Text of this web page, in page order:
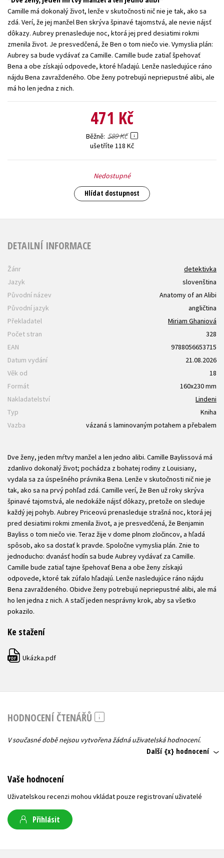
Auto - moto
Beletrie pro děti
Beletrie pro
dospělé
Hobby
Jazyky
Kalendáře
Populárně
naučná
dospělé
Populárně
naučné
Camille má dokonalý život, lenže v skutočnosti nič nie je tak, ako sa
zdá. Verí, že jej manžel Ben skrýva špinavé tajomstvá, ale nevie nájsť
dôkazy. Aubrey prenasleduje noc, ktorá jej pred desiatimi rokmi
zmenila život. Je presvedčená, že Ben o tom niečo vie. Vymyslia plán:
Aubrey sa bude vydávať za Camille. Camille bude zatiaľ špehovať
Bena a obe získajú odpovede, ktoré hľadajú. Lenže nasledujúce ráno
nájdu Bena zavraždeného. Obe ženy potrebujú nepriepustné alibi, ale
má ho len jedna z nich.
471 Kč
Běžně 589 Kč
ušetříte 118 Kč
Nedostupné
Hlídat dostupnost
DETAILNÍ INFORMACE
Žánr
detektivka
Jazyk
slovenština
Původní název
Anatomy of an Alibi
Původní jazyk
angličtina
Překladatel
Miriam Ghaniová
Počet stran
328
EAN
9788056653715
Datum vydání
21.08.2026
Věk od
18
Formát
160x230 mm
Nakladatelství
Lindeni
Typ
Kniha
Vazba
vázaná s laminovaným potahem a přebalem
Dve ženy, jeden mŕtvy manžel a len jedno alibi. Camille Baylissová má
zdanlivo dokonalý život; pochádza z bohatej rodiny z Louisiany,
vydala sa za úspešného právnika Bena. Lenže v skutočnosti nič nie je
tak, ako sa na prvý pohľad zdá. Camille verí, že Ben už roky skrýva
špinavé tajomstvá, ale nedokáže nájsť dôkazy, pretože on sleduje
každý jej pohyb. Aubrey Priceovú prenasleduje strašná noc, ktorá jej
pred desiatimi rokmi zmenila život, a je presvedčená, že Benjamin
Bayliss o tom niečo vie. Teraz žije v dome plnom zločincov, a hľadá
spôsob, ako sa dostať k pravde. Spoločne vymyslia plán. Znie to
jednoducho: dvanásť hodín sa bude Aubrey vydávať za Camille.
Camille bude zatiaľ tajne špehovať Bena a obe ženy získajú
odpovede, ktoré tak zúfalo hľadajú. Lenže nasledujúce ráno nájdu
Bena zavraždeného. Obidve ženy potrebujú nepriepustné alibi, ale má
ho len jedna z nich. A stačí jeden nesprávny krok, aby sa všetko
pokazilo.
Ke stažení
PDF Ukázka.pdf
HODNOCENÍ ČTENÁŘŮ
V současné době nejsou vytvořena žádná uživatelská hodnocení.
Další {x} hodnocení
Vaše hodnocení
Uživatelskou recenzi mohou vkládat pouze registrovaní uživatelé
Přihlásit